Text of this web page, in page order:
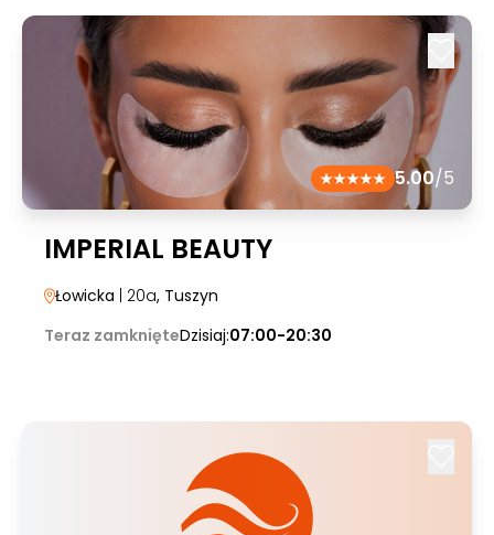
5.00/5
IMPERIAL BEAUTY
Łowicka | 20a, Tuszyn
Teraz zamknięteDzisiaj:07:00-20:30